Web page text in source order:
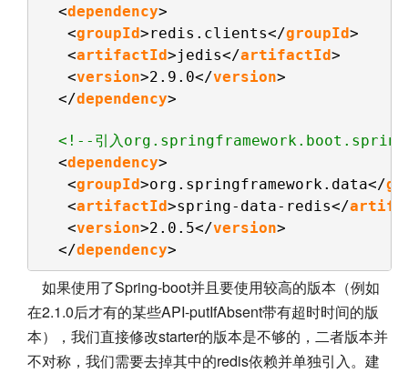
<dependency>
<groupId>redis.clients</groupId>
<artifactId>jedis</artifactId>
<version>2.9.0</version>
</dependency>
<!--引入
<dependency>
<groupId>org.springframework.data</
<artifactId>spring-data-redis</
<version>2.0.5</version>
</dependency>
如果使用了Spring-boot并且要使用较高的版本（例如
在2.1.0后才有的某些API-putIfAbsent带有超时时间的版
本），我们直接修改starter的版本是不够的，二者版本并
不对称，我们需要去掉其中的redis依赖并单独引入。建